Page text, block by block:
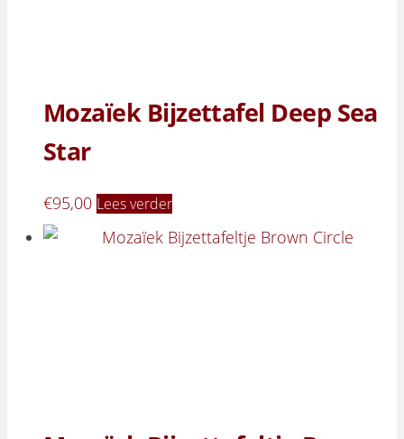
Mozaïek Bijzettafel Deep Sea
Star
€95,00 Lees verder